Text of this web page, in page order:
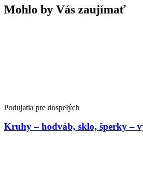
Mohlo by Vás zaujímať
Podujatia pre dospelých
Kruhy – hodváb, sklo, šperky –